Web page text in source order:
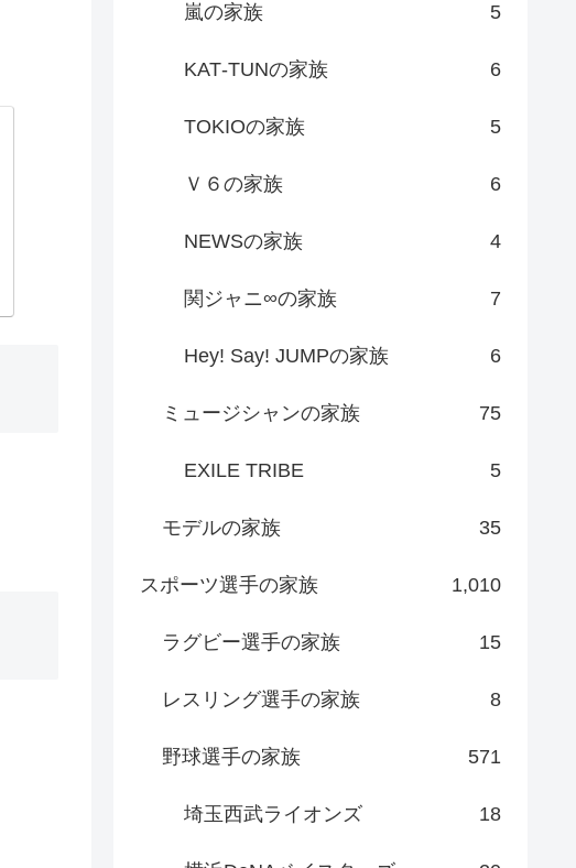
嵐の家族 5
KAT‐TUNの家族 6
TOKIOの家族 5
Ｖ６の家族 6
NEWSの家族 4
関ジャニ∞の家族 7
Hey! Say! JUMPの家族 6
ミュージシャンの家族 75
EXILE TRIBE 5
モデルの家族 35
スポーツ選手の家族 1,010
ラグビー選手の家族 15
レスリング選手の家族 8
野球選手の家族 571
埼玉西武ライオンズ 18